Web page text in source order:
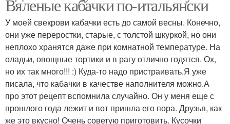
Вяленые кабачки по-итальянски
У моей свекрови кабачки есть до самой весны. Конечно,
они уже переростки, старые, с толстой шкуркой, но они
неплохо хранятся даже при комнатной температуре. На
оладьи, овощные тортики и в рагу отлично годятся. Ох,
но их так много!!! :) Куда-то надо пристраивать.Я уже
писала, что кабачки в качестве наполнителя можно.А
про этот рецепт вспомнила случайно. Он у меня еще с
прошлого года лежит и вот пришла его пора. Друзья, как
же это вкусно! Очень советую приготовить. Кусочки